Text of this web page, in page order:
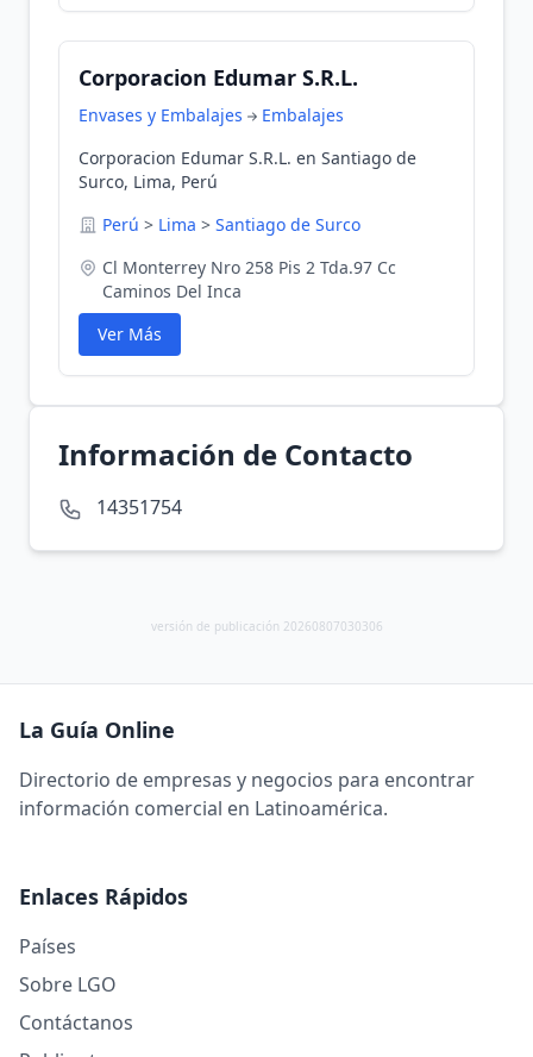
Corporacion Edumar S.R.L.
Envases y Embalajes
Embalajes
Corporacion Edumar S.R.L. en Santiago de
Surco, Lima, Perú
Perú > Lima > Santiago de Surco
Cl Monterrey Nro 258 Pis 2 Tda.97 Cc
Caminos Del Inca
Ver Más
Información de Contacto
14351754
versión de publicación 20260807030306
La Guía Online
Directorio de empresas y negocios para encontrar
información comercial en Latinoamérica.
Enlaces Rápidos
Países
Sobre LGO
Contáctanos